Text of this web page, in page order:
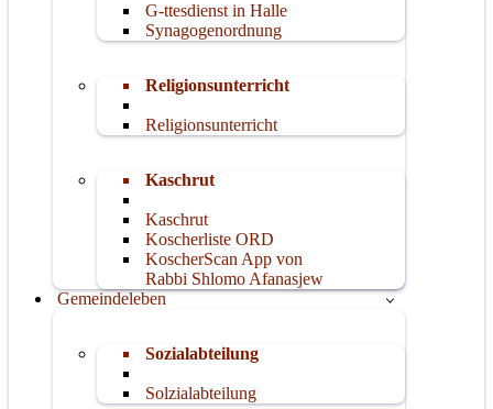
G-ttesdienst in Halle
Synagogenordnung
Religionsunterricht
Religionsunterricht
Kaschrut
Kaschrut
Koscherliste ORD
KoscherScan App von
Rabbi Shlomo Afanasjew
Gemeindeleben
Sozialabteilung
Solzialabteilung